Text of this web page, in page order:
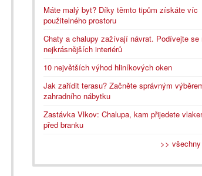
Máte malý byt? Díky těmto tipům získáte víc
použitelného prostoru
Chaty a chalupy zažívají návrat. Podívejte se
nejkrásnějších interiérů
10 největších výhod hliníkových oken
Jak zařídit terasu? Začněte správným
zahradního nábytku
Zastávka Vlkov: Chalupa, kam přijedete
před branku
>>